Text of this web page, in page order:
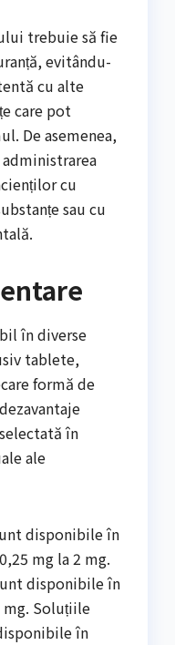
trebuie să fie
evitându-
cu alte
care pot
De asemenea,
cu
sau cu
în diverse
tablete,
formă de
în
ale
disponibile în
mg la 2 mg.
disponibile în
mg. Soluțiile
în